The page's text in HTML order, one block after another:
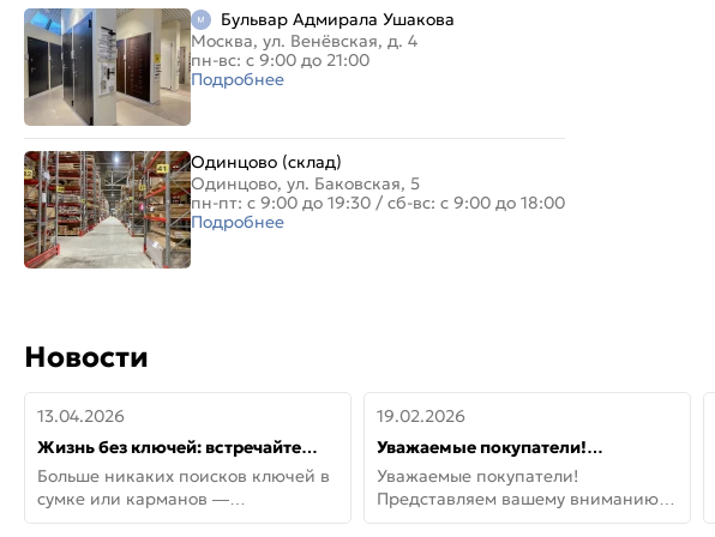
Бульвар Адмирала Ушакова
Москва, ул. Венёвская, д. 4
пн-вс: с 9:00 до 21:00
Подробнее
Одинцово (склад)
Одинцово, ул. Баковская, 5
пн-пт: с 9:00 до 19:30 / сб-вс: с 9:00 до 18:00
Подробнее
Новости
13.04.2026
Жизнь без ключей: встречайте
новую дверь СИТИ ИНТЕГРА
АйКью!
Больше никаких поисков ключей в
сумке или карманов —
представляем СИТИ ИНТЕГРА
19.02.2026
Уважаемые покупатели!
Представляем вашему вниманию
новинки от Armadillo!
Уважаемые покупатели!
Представляем вашему вниманию
новинки от Armadillo! Новая